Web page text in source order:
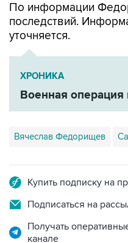
По информации
последствий.
уточняется.
ХРОНИКА
Военная операция
Вячеслав Федорищев
Купить подписку на
Подписаться на
Получать
канале